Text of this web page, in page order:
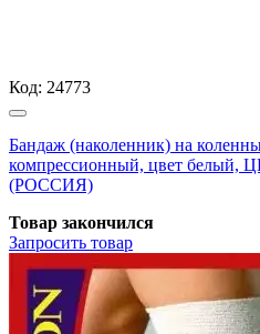
Код: 24773
Бандаж (наколенник) на
компрессионный, цвет
(РОССИЯ)
Товар закончился
Запросить товар